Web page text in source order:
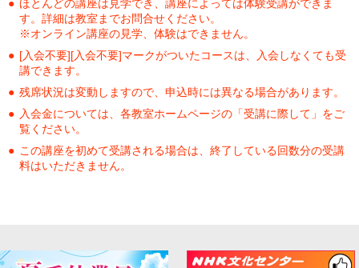
ほとんどの講座は見学でき、講座によっては体験受講ができま
す。詳細は教室までお問合せください。
※オンライン講座の見学、体験はできません。
[入会不要][入会不要]マークがついたコースは、入会しなくても受
講できます。
残席状況は変動しますので、申込時には異なる場合があります。
入会金については、各教室ホームページの「受講に際して」をご
覧ください。
この講座を初めて受講される場合は、終了している回数分の受講
料はいただきません。